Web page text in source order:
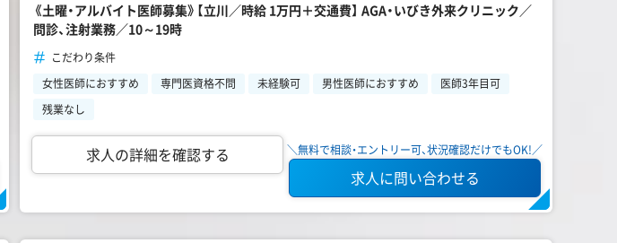
《土曜・アルバイト医師募集》【立川／時給 1万円＋交通費】 AGA・いびき外来クリニック／
問診、注射業務／10～19時
こだわり条件
女性医師におすすめ
専門医資格不問 未経験可 男性医師におすすめ
医師3年目可
残業なし
求人の詳細を確認する ＼無料で相談・エントリー可、状況確認だけでもOK!／
求人に問い合わせる